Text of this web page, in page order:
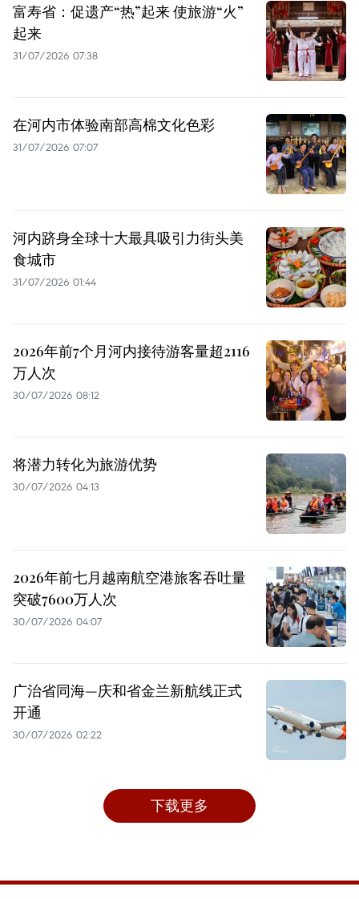
富寿省：促遗产“热”起来 使旅游“火”
起来
31/07/2026 07:38
在河内市体验南部高棉文化色彩
31/07/2026 07:07
河内跻身全球十大最具吸引力街头美
食城市
31/07/2026 01:44
2026年前7个月河内接待游客量超2116
万人次
30/07/2026 08:12
将潜力转化为旅游优势
30/07/2026 04:13
2026年前七月越南航空港旅客吞吐量
突破7600万人次
30/07/2026 04:07
广治省同海—庆和省金兰新航线正式
开通
30/07/2026 02:22
下载更多